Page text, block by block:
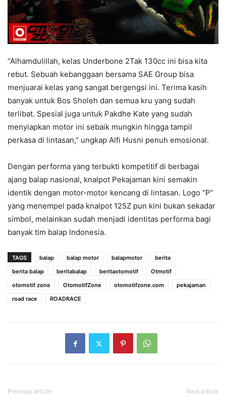
“Alhamdulillah, kelas Underbone 2Tak 130cc ini bisa kita
rebut. Sebuah kebanggaan bersama SAE Group bisa
menjuarai kelas yang sangat bergengsi ini. Terima kasih
banyak untuk Bos Sholeh dan semua kru yang sudah
terlibat. Spesial juga untuk Pakdhe Kate yang sudah
menyiapkan motor ini sebaik mungkin hingga tampil
perkasa di lintasan,” ungkap Alfi Husni penuh emosional.
Dengan performa yang terbukti kompetitif di berbagai
ajang balap nasional, knalpot Pekajaman kini semakin
identik dengan motor-motor kencang di lintasan. Logo “P”
yang menempel pada knalpot 125Z pun kini bukan sekadar
simbol, melainkan sudah menjadi identitas performa bagi
banyak tim balap Indonesia.
TAGS balap balap motor balapmotor
berita
berita balap
beritabalap beritaotomotif
Otmotif
otomotif zone
OtomotifZone otomotifzone.com
pekajaman
road race
ROADRACE
Previous article Next article